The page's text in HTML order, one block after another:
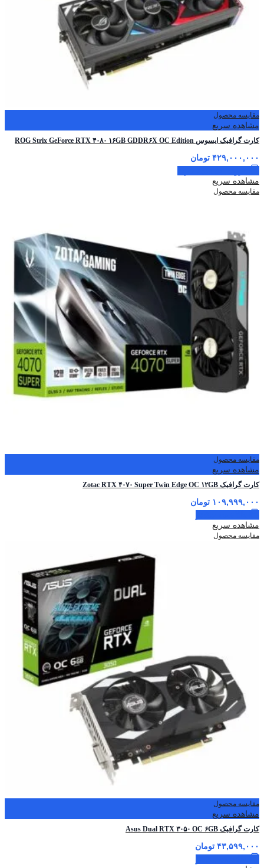
مقایسه محصول
مشاهده سریع
کارت گرافیک ایسوس ROG Strix GeForce RTX ۴۰۸۰ ۱۶GB GDDR۶X OC Edition
۴۲۹,۰۰۰,۰۰۰ تومان
مشاهده سریع
مقایسه محصول
مقایسه محصول
مشاهده سریع
کارت گرافیک Zotac RTX ۴۰۷۰ Super Twin Edge OC ۱۲GB
۱۰۹,۹۹۹,۰۰۰ تومان
مشاهده سریع
مقایسه محصول
مقایسه محصول
مشاهده سریع
کارت گرافیک Asus Dual RTX ۳۰۵۰ OC ۶GB
۴۳,۵۹۹,۰۰۰ تومان